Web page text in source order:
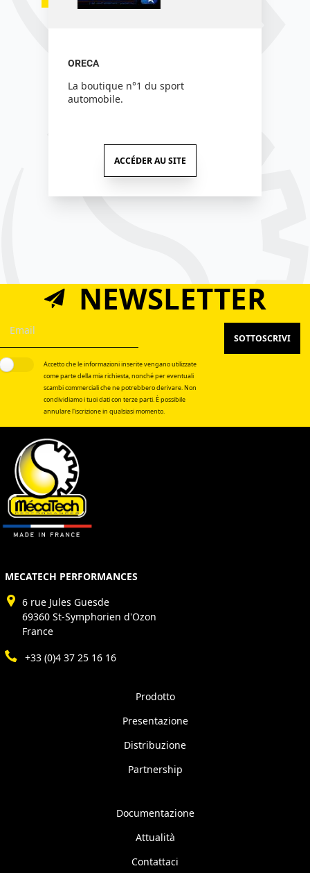
ORECA
La boutique n°1 du sport
automobile.
ACCÉDER AU SITE
NEWSLETTER
Accetto che le informazioni inserite vengano utilizzate
come parte della mia richiesta, nonché per eventuali
scambi commerciali che ne potrebbero derivare. Non
condividiamo i tuoi dati con terze parti. È possibile
annulare l'iscrizione in qualsiasi momento.
SOTTOSCRIVI
MECATECH PERFORMANCES
6 rue Jules Guesde
69360 St-Symphorien d'Ozon
France
+33 (0)4 37 25 16 16
Prodotto
Presentazione
Distribuzione
Partnership
Documentazione
Attualità
Contattaci